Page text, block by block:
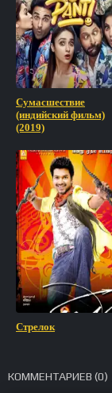
Сумасшествие
(индийский фильм)
(2019)
Стрелок
КОММЕНТАРИЕВ (0)